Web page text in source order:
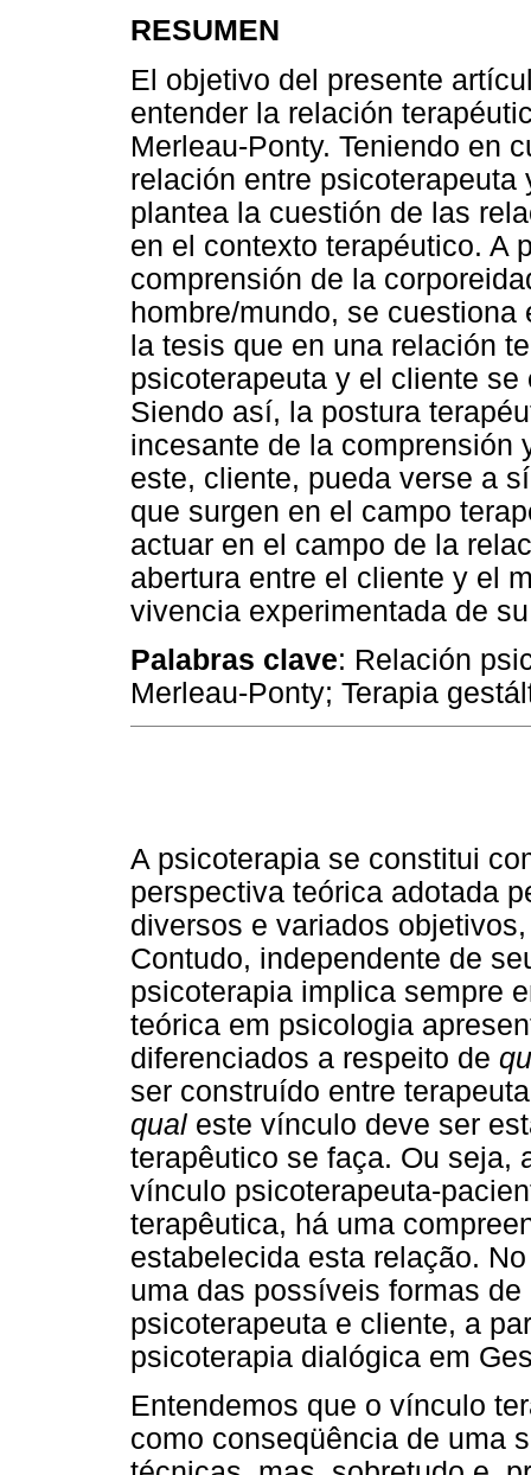
RESUMEN
El objetivo del presente
entender la relación
Merleau-Ponty. Teniendo en
relación entre
plantea la cuestión de las
en el contexto terapéutico. A
comprensión de la
hombre/mundo, se
la tesis que en una relación
psicoterapeuta y el cliente
Siendo así, la postura
incesante de la comprensión
este, cliente, pueda verse a
que surgen en el campo
actuar en el campo de la
abertura entre el cliente y el
vivencia experimentada de
Palabras clave: Relación
Merleau-Ponty; Terapia
A psicoterapia se constitui
perspectiva teórica adotada
diversos e variados
Contudo, independente de
psicoterapia implica sempre
teórica em psicologia
diferenciados a respeito de
ser construído entre
qual este vínculo deve ser
terapêutico se faça. Ou seja,
vínculo psicoterapeuta-
terapêutica, há uma
estabelecida esta relação.
uma das possíveis formas
psicoterapeuta e cliente, a
psicoterapia dialógica em
Entendemos que o vínculo
como conseqüência de uma